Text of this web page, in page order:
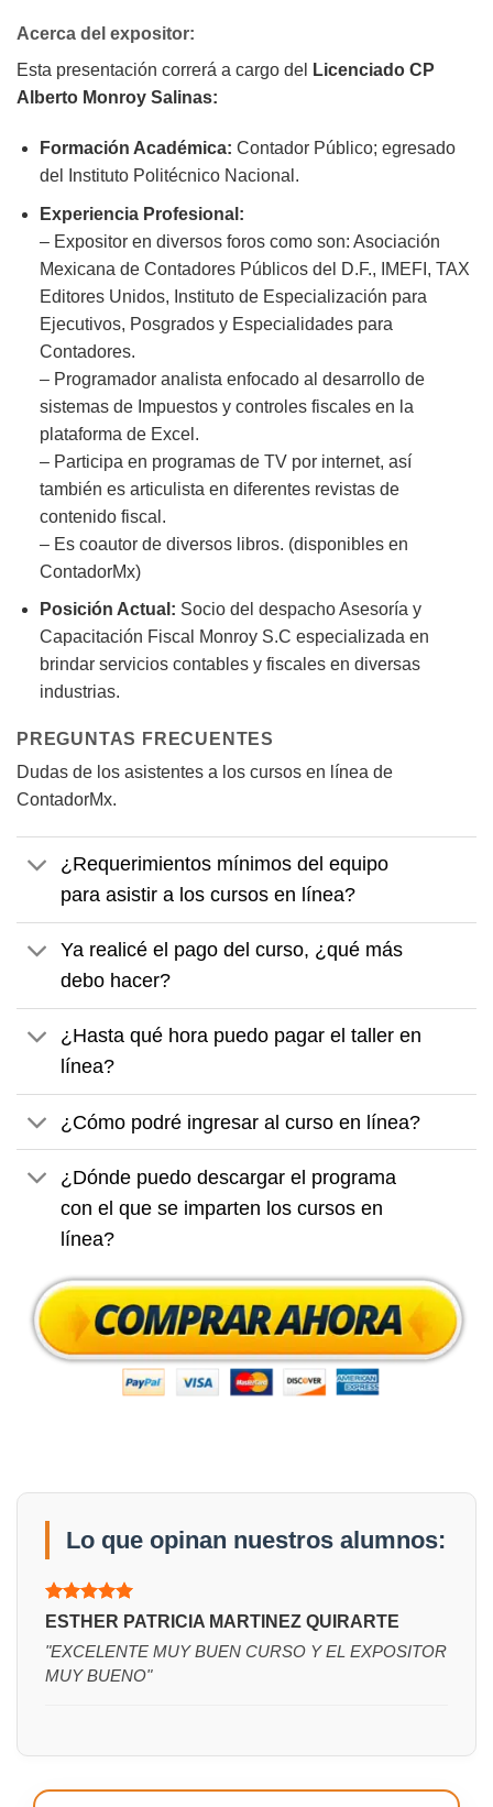
Acerca del expositor:
Esta presentación correrá a cargo del
Licenciado CP
Alberto Monroy Salinas:
Formación Académica: Contador Público; egresado
del Instituto Politécnico Nacional.
Experiencia Profesional:
– Expositor en diversos foros como son: Asociación
Mexicana de Contadores Públicos del D.F., IMEFI, TAX
Editores Unidos, Instituto de Especialización para
Ejecutivos, Posgrados y Especialidades para
Contadores.
– Programador analista enfocado al desarrollo de
sistemas de Impuestos y controles fiscales en la
plataforma de Excel.
– Participa en programas de TV por internet, así
también es articulista en diferentes revistas de
contenido fiscal.
– Es coautor de diversos libros. (disponibles en
ContadorMx)
Posición Actual: Socio del despacho Asesoría y
Capacitación Fiscal Monroy S.C especializada en
brindar servicios contables y fiscales en diversas
industrias.
PREGUNTAS FRECUENTES
Dudas de los asistentes a los cursos en línea de
ContadorMx.
¿Requerimientos mínimos del equipo
para asistir a los cursos en línea?
Ya realicé el pago del curso, ¿qué más
debo hacer?
¿Hasta qué hora puedo pagar el taller en
línea?
¿Cómo podré ingresar al curso en línea?
¿Dónde puedo descargar el programa
con el que se imparten los cursos en
línea?
Lo que opinan nuestros alumnos:
Valorado
ESTHER PATRICIA MARTINEZ QUIRARTE
"EXCELENTE MUY BUEN CURSO Y EL EXPOSITOR
MUY BUENO"